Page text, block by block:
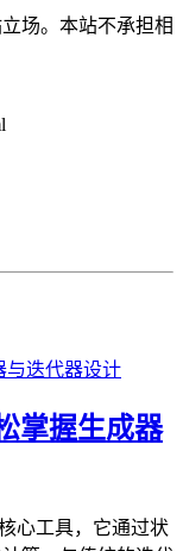
场。本站不承担相
掌握生成器
心工具，它通过状